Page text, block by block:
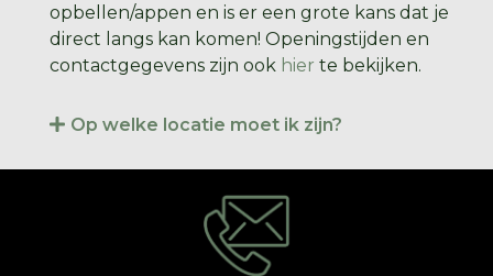
opbellen/appen en is er een grote kans dat je
direct langs kan komen! Openingstijden en
contactgegevens zijn ook hier te bekijken.
Op welke locatie moet ik zijn?